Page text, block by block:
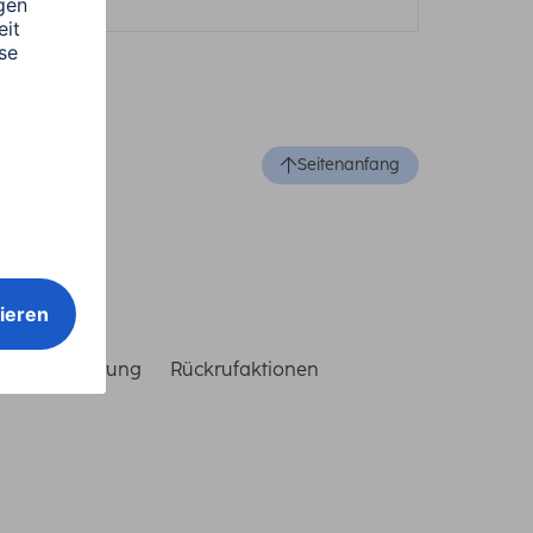
Seitenanfang
Rückrufaktionen